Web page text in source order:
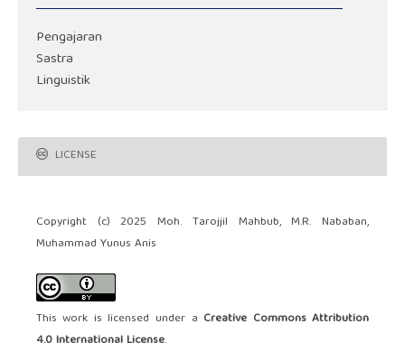
Pengajaran
Sastra
Linguistik
LICENSE
Copyright (c) 2025 Moh. Tarojjil Mahbub, M.R. Nababan,
Muhammad Yunus Anis
This work is licensed under a Creative Commons Attribution
4.0 International License.